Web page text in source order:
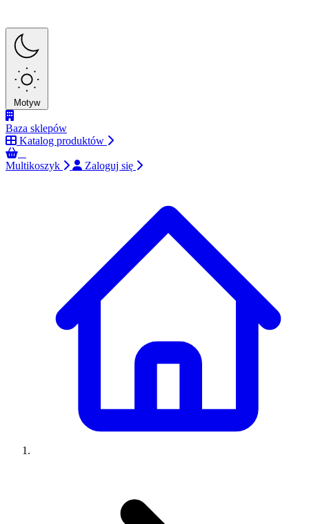
Motyw
Baza sklepów
Katalog produktów
Multikoszyk
Zaloguj się